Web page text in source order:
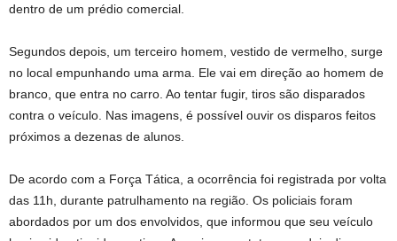
dentro de um prédio comercial.
Segundos depois, um terceiro homem, vestido de vermelho, surge
no local empunhando uma arma. Ele vai em direção ao homem de
branco, que entra no carro. Ao tentar fugir, tiros são disparados
contra o veículo. Nas imagens, é possível ouvir os disparos feitos
próximos a dezenas de alunos.
De acordo com a Força Tática, a ocorrência foi registrada por volta
das 11h, durante patrulhamento na região. Os policiais foram
abordados por um dos envolvidos, que informou que seu veículo